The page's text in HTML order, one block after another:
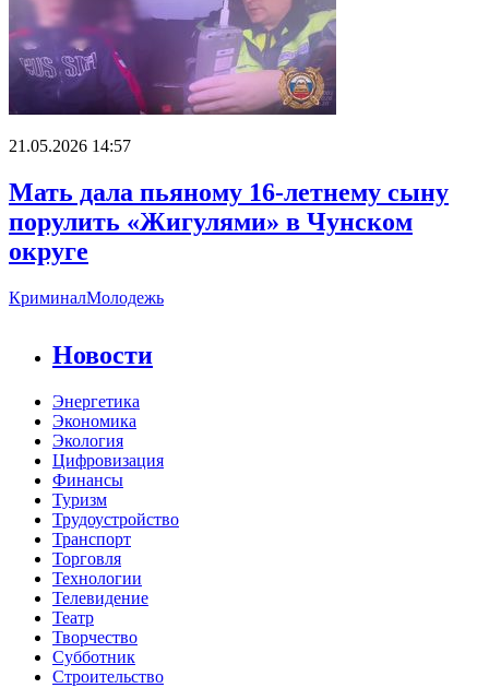
21.05.2026 14:57
Мать дала пьяному 16-летнему сыну
порулить «Жигулями» в Чунском
округе
КриминалМолодежь
Новости
Энергетика
Экономика
Экология
Цифровизация
Финансы
Туризм
Трудоустройство
Транспорт
Торговля
Технологии
Телевидение
Театр
Творчество
Субботник
Строительство